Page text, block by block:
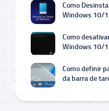
Como
Windows 10/
Como
Windows 10/
Como definir
da barra de